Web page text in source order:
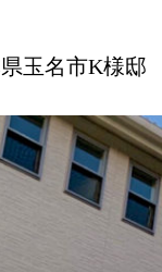
玉名市K様邸